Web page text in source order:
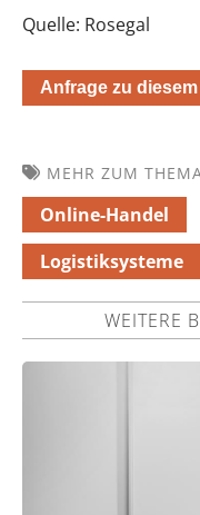
Quelle: Rosegal
Anfrage zu
MEHR ZUM
Online-Handel
Logistiksysteme
WEITERE